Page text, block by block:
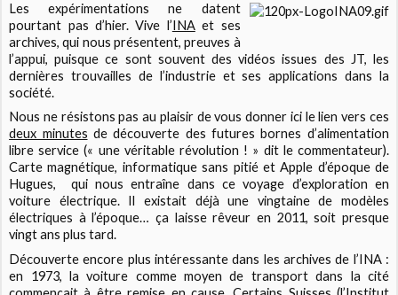
Les expérimentations ne datent
pourtant pas d’hier. Vive l’INAet ses
archives, qui nous présentent, preuves à
l’appui, puisque ce sont souvent des vidéos issues des JT, les
dernières trouvailles de l’industrie et ses applications dans la
société.
Nous ne résistons pas au plaisir de vous donner ici le lien vers ces
deux minutes de découverte des futures bornes d’alimentation
libre service (« une véritable révolution ! » dit le commentateur).
Carte magnétique, informatique sans pitié et Apple d’époque de
Hugues,
qui nous entraîne dans ce voyage d’exploration en
voiture électrique. Il existait déjà une vingtaine de modèles
électriques à l’époque… ça laisse rêveur en 2011, soit presque
vingt ans plus tard.
Découverte encore plus intéressante dans les archives de l’INA :
en 1973, la voiture comme moyen de transport dans la cité